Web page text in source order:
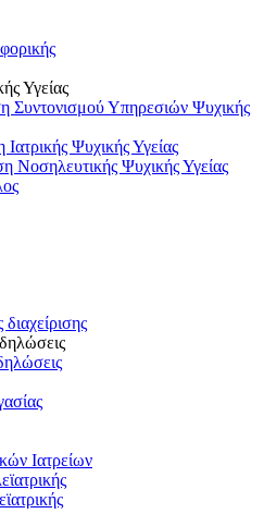
Υγείας
Συντονισμού Υπηρεσιών Ψυχικής
Ψυχικής Υγείας
Νοσηλευτικής Ψυχικής Υγείας
Ιατρείων